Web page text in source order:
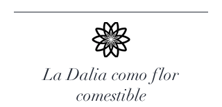
La Dalia como flor
comestible